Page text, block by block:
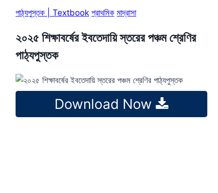
পাঠ্যপুস্তক | Textbook প্রাথমিক মাদ্রাসা
২০২৫ শিক্ষাবর্ষের ইবতেদায়ি স্তরের পঞ্চম শ্রেণির
পাঠ্যপুস্তক
Download Now